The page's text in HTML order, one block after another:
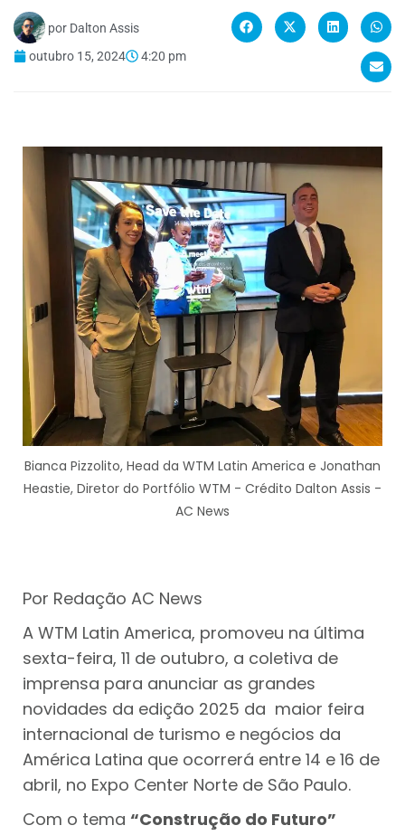
por Dalton Assis
outubro 15, 2024
4:20 pm
Bianca Pizzolito, Head da WTM Latin America e Jonathan
Heastie, Diretor do Portfólio WTM - Crédito Dalton Assis -
AC News
Por Redação AC News
A WTM Latin America, promoveu na última
sexta-feira, 11 de outubro, a coletiva de
imprensa para anunciar as grandes
novidades da edição 2025 da maior feira
internacional de turismo e negócios da
América Latina que ocorrerá entre 14 e 16 de
abril, no Expo Center Norte de São Paulo.
Com o tema “Construção do Futuro”